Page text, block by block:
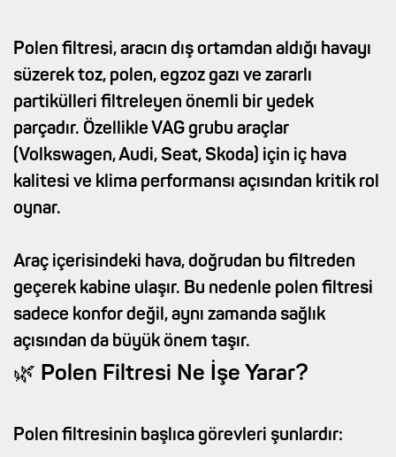
Polen filtresi, aracın dış ortamdan aldığı havayı
süzerek toz, polen, egzoz gazı ve zararlı
partikülleri filtreleyen önemli bir yedek
parçadır. Özellikle VAG grubu araçlar
(Volkswagen, Audi, Seat, Skoda) için iç hava
kalitesi ve klima performansı açısından kritik rol
oynar.
Araç içerisindeki hava, doğrudan bu filtreden
geçerek kabine ulaşır. Bu nedenle polen filtresi
sadece konfor değil, aynı zamanda sağlık
açısından da büyük önem taşır.
🌿 Polen Filtresi Ne İşe Yarar?
Polen filtresinin başlıca görevleri şunlardır: